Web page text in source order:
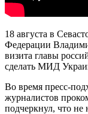
18 августа в
Федерации
визита главы
сделать МИД
Во время пресс-
журналистов
подчеркнул, что не